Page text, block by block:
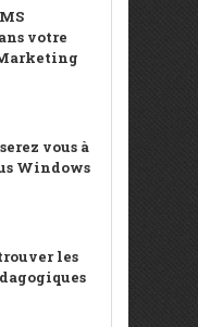
votre
vous à
Windows
les